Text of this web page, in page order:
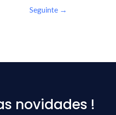
Seguinte →
novidades !